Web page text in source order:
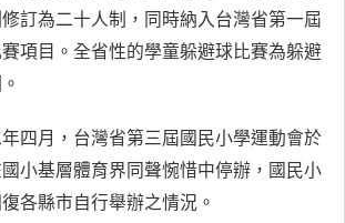
訂為二十人制，同時納入台灣省第一屆
項目。全省性的學童躲避球比賽為躲避
四月，台灣省第三屆國民小學運動會於
小基層體育界同聲惋惜中停辦，國民小
各縣市自行舉辦之情況。